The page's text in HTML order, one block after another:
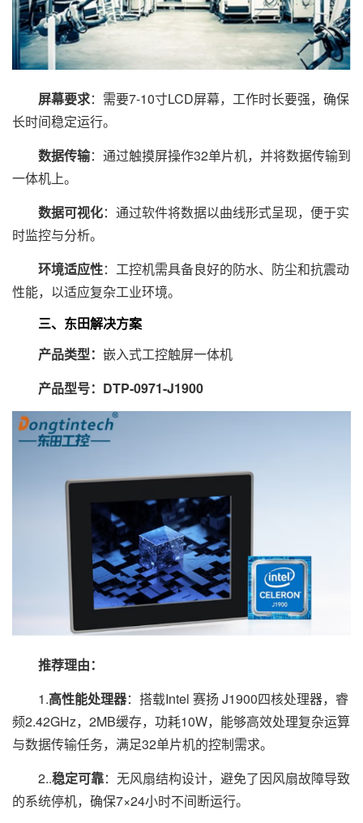
屏幕要求：需要7-10寸LCD屏幕，工作时长要强，确保
长时间稳定运行。
数据传输：通过触摸屏操作32单片机，并将数据传输到
一体机上。
数据可视化：通过软件将数据以曲线形式呈现，便于实
时监控与分析。
环境适应性：工控机需具备良好的防水、防尘和抗震动
性能，以适应复杂工业环境。
三、东田解决方案
产品类型： 嵌入式工控触屏一体机
产品型号： DTP-0971-J1900
推荐理由：
1.高性能处理器：搭载Intel 赛扬 J1900四核处理器，睿
频2.42GHz，2MB缓存，功耗10W，能够高效处理复杂运算
与数据传输任务，满足32单片机的控制需求。
2..稳定可靠：无风扇结构设计，避免了因风扇故障导致
的系统停机，确保7×24小时不间断运行。